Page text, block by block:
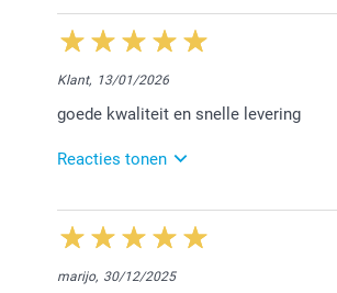
17/03/2026
14:03
Beste Inge,
stickers.
Vriendelijke groet!
Klant, 13/01/2026
goede kwaliteit en snelle levering
Reacties tonen
10/03/2026
13:41
Beste,
marijo, 30/12/2025